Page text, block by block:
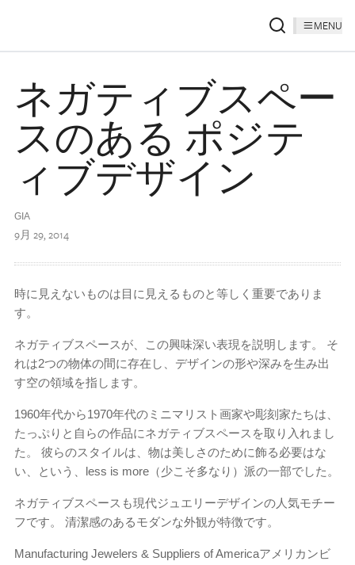
MENU
ネガティブスペー
スのある ポジテ
ィブデザイン
GIA
9月 29, 2014
時に見えないものは目に見えるものと等しく重要でありま
す。
ネガティブスペースが、この興味深い表現を説明します。 そ
れは2つの物体の間に存在し、デザインの形や深みを生み出
す空の領域を指します。
1960年代から1970年代のミニマリスト画家や彫刻家たちは、
たっぷりと自らの作品にネガティブスペースを取り入れまし
た。 彼らのスタイルは、物は美しさのために飾る必要はな
い、という、less is more（少こそ多なり）派の一部でした。
ネガティブスペースも現代ジュエリーデザインの人気モチー
フです。 清潔感のあるモダンな外観が特徴です。
Manufacturing Jewelers & Suppliers of Americaアメリカンビ